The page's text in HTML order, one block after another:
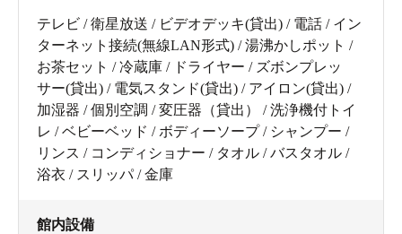
テレビ / 衛星放送 / ビデオデッキ(貸出) / 電話 / イン
ターネット接続(無線LAN形式) / 湯沸かしポット /
お茶セット / 冷蔵庫 / ドライヤー / ズボンプレッ
サー(貸出) / 電気スタンド(貸出) / アイロン(貸出) /
加湿器 / 個別空調 / 変圧器（貸出） / 洗浄機付トイ
レ / ベビーベッド / ボディーソープ / シャンプー /
リンス / コンディショナー / タオル / バスタオル /
浴衣 / スリッパ / 金庫
館内設備